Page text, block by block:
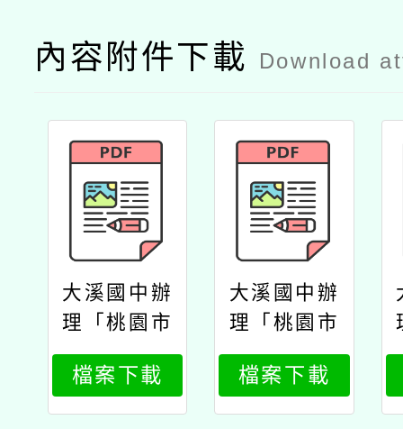
內容附件下載 Download
大溪國中辦
理「桃園市
國民中小學
藝術領域授
課教師專業
檔案下載
大溪國中辦
理「桃園市
國民中小學
藝術領域授
課教師專業
檔案下載